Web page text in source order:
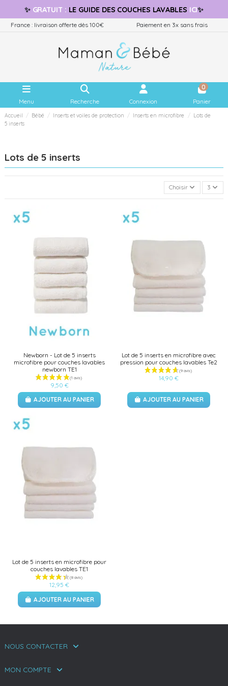
✨ GRATUIT: LE GUIDE DES COUCHES LAVABLES ICI✨
France : livraison offerte dès 100€ Paiement en 3x sans frais
Menu Recherche Connexion
0
Panier
Accueil Bébé Inserts et voiles de protection Inserts en microfibre
Lots de
5 inserts
Lots de 5 inserts
Choisir 3
Newborn - Lot de 5 inserts
microfibre pour couches lavables
newborn TE1
9,50 €
AJOUTER AU PANIER
Lot de 5 inserts en microfibre avec
pression pour couches lavables Te2
14,90 €
AJOUTER AU PANIER
Lot de 5 inserts en microfibre pour
couches lavables TE1
12,95 €
AJOUTER AU PANIER
NOUS CONTACTER
MON COMPTE